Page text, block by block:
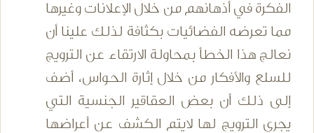
الفكرة في أذهانهم من خلال الإعلانات وغيرها
مما تعرضه الفضائيات بكثافة لذلك علينا أن
نعالج هذا الخطأ بمحاولة الارتقاء عن الترويج
للسلع والأفكار من خلال إثارة الحواس، أضف
إلى ذلك أن بعض العقاقير الجنسية التي
يجري الترويج لها لايتم الكشف عن أعراضها